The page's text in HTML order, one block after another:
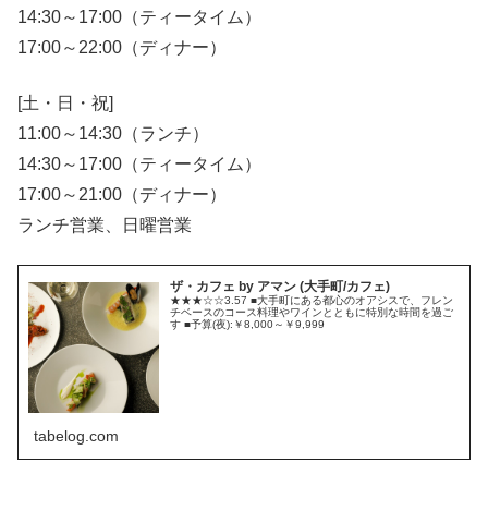
14:30～17:00（ティータイム）
17:00～22:00（ディナー）
[土・日・祝]
11:00～14:30（ランチ）
14:30～17:00（ティータイム）
17:00～21:00（ディナー）
ランチ営業、日曜営業
ザ・カフェ by アマン (大手町/カフェ)
★★★☆☆3.57 ■大手町にある都心のオアシスで、フレン
チベースのコース料理やワインとともに特別な時間を過ご
す ■予算(夜):￥8,000～￥9,999
tabelog.com